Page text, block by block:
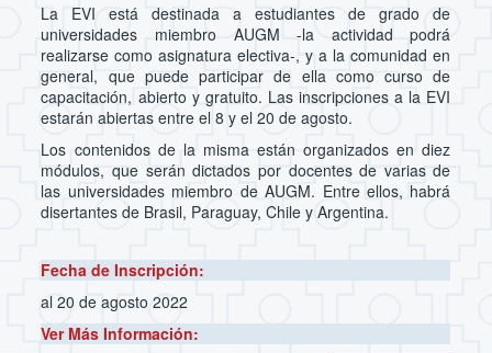
La EVI está destinada a estudiantes de grado de
universidades miembro AUGM -la actividad podrá
realizarse como asignatura electiva-, y a la comunidad en
general, que puede participar de ella como curso de
capacitación, abierto y gratuito. Las inscripciones a la EVI
estarán abiertas entre el 8 y el 20 de agosto.
Los contenidos de la misma están organizados en diez
módulos, que serán dictados por docentes de varias de
las universidades miembro de AUGM. Entre ellos, habrá
disertantes de Brasil, Paraguay, Chile y Argentina.
Fecha de Inscripción:
al 20 de agosto 2022
Ver Más Información: